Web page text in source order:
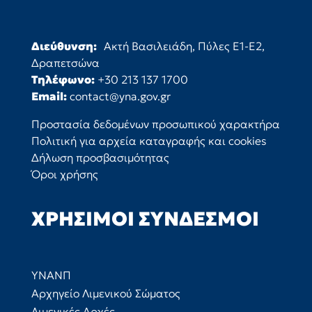
Διεύθυνση: Ακτή Βασιλειάδη, Πύλες Ε1-Ε2,
Δραπετσώνα
Τηλέφωνο: +30 213 137 1700
Email: contact@yna.gov.gr
Προστασία δεδομένων προσωπικού χαρακτήρα
Πολιτική για αρχεία καταγραφής και cookies
Δήλωση προσβασιμότητας
Όροι χρήσης
ΧΡΉΣΙΜΟΙ ΣΎΝΔΕΣΜΟΙ
ΥΝΑΝΠ
Αρχηγείο Λιμενικού Σώματος